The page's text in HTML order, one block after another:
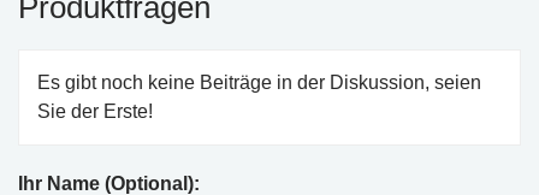
Es gibt noch keine Beiträge in der Diskussion, seien
Sie der Erste!
Ihr Name (Optional):